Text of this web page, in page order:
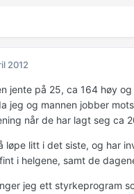
2012
jente på 25, ca 164 høy
jeg og mannen jobber
når de har lagt seg ca
løpe litt i det siste, og har
i helgene, samt de
jeg ett styrkeprogram